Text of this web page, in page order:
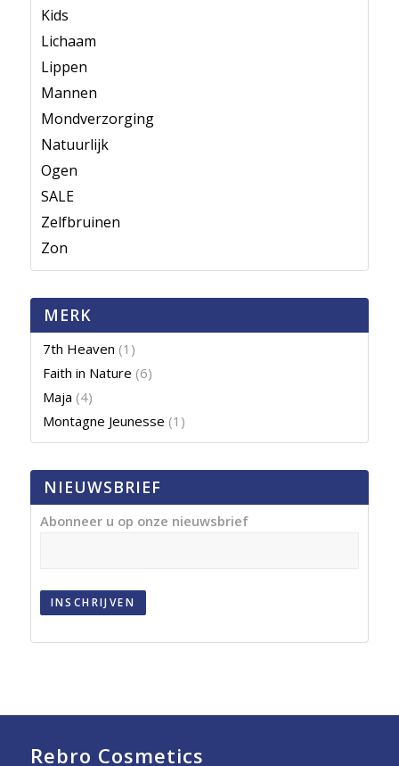
Kids
Lichaam
Lippen
Mannen
Mondverzorging
Natuurlijk
Ogen
SALE
Zelfbruinen
Zon
MERK
7th Heaven (1)
Faith in Nature (6)
Maja (4)
Montagne Jeunesse (1)
NIEUWSBRIEF
Abonneer u op onze nieuwsbrief
INSCHRIJVEN
Rebro Cosmetics